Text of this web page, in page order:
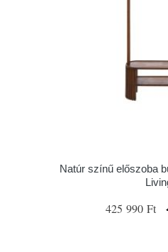
Natúr színű előszoba
425 990 Ft